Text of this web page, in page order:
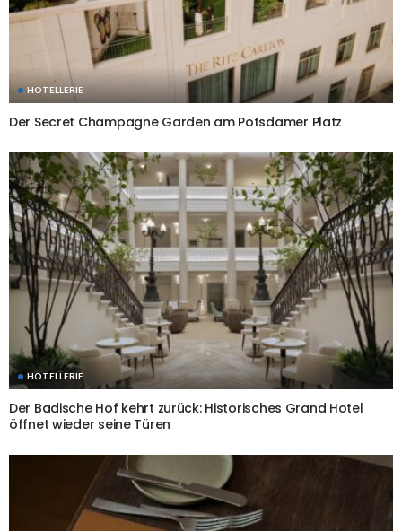
HOTELLERIE
Der Secret Champagne Garden am Potsdamer Platz
HOTELLERIE
Der Badische Hof kehrt zurück: Historisches Grand Hotel
öffnet wieder seine Türen